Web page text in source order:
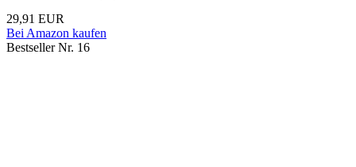
29,91 EUR
Bei Amazon kaufen
Bestseller Nr. 16